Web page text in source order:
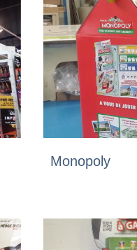
Monopoly